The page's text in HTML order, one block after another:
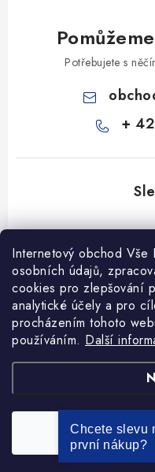
Internetový obchod Vše
osobních údajů,
cookies pro zlepšování
analytické účely a pro
procházením tohoto
používáním. Další
Potřebujete s
+
Informace pro Vás
Ceník dopravy
Kontakty
Obchodní podmínky
Podmínky ochrany osobních
Copyright 2026Vše Pro
Chcete slevu
první nákup?